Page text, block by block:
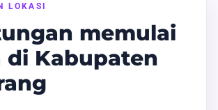
LOKASI
memulai
di Kabupaten